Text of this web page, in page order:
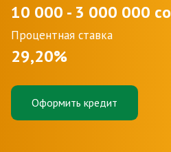
10 000 - 3 000 000
Процентная ставка
29,20%
Оформить кредит